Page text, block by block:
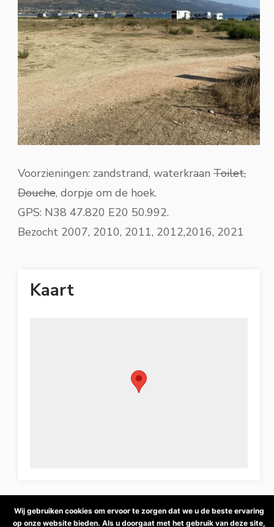
Voorzieningen: zandstrand, waterkraan Toilet,
Douche, dorpje om de hoek.
GPS: N38 47.820 E20 50.992.
Bezocht 2007, 2010, 2011, 2012,2016, 2021
Kaart
Wij gebruiken cookies om ervoor te zorgen dat we u de beste ervaring
op onze website bieden. Als u doorgaat met het gebruik van deze site,